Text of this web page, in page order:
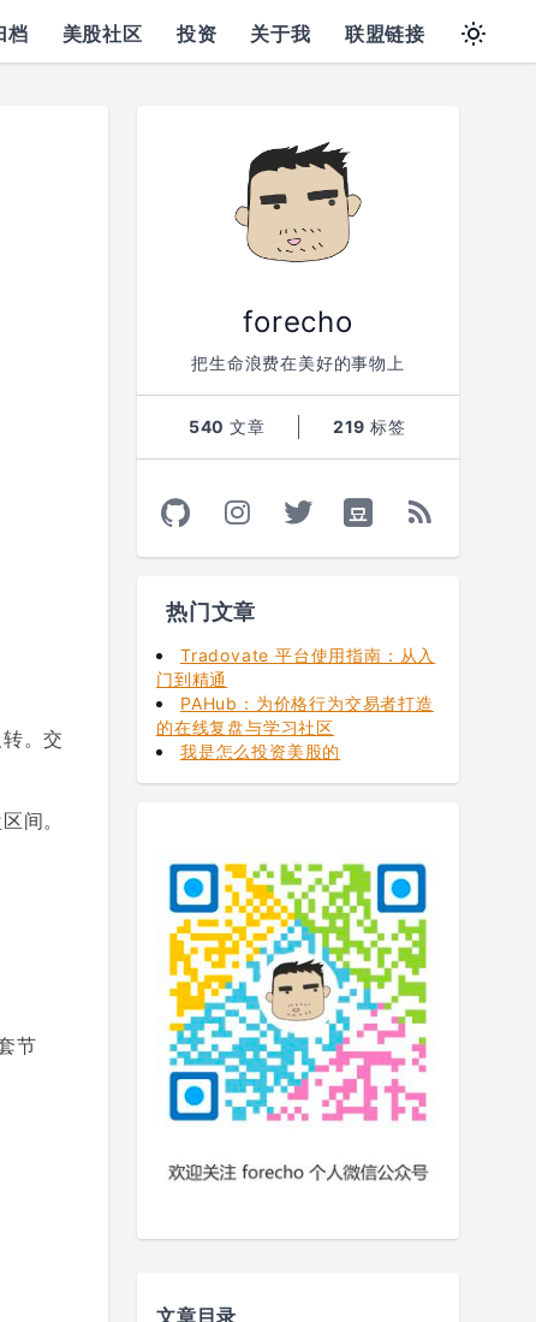
档 美股社区 投资 关于我 联盟链接
。交
间。
节
forecho
把生命浪费在美好的事物上
540文章 219标签
热门文章
Tradovate 平台使用指南：从入
门到精通
PAHub：为价格行为交易者打造
的在线复盘与学习社区
我是怎么投资美股的
文章目录